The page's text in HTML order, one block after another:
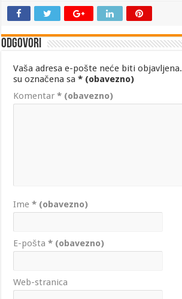
Odgovori
Vaša adresa e-pošte neće biti objavljena.
su označena sa* (obavezno)
Komentar* (obavezno)
Ime* (obavezno)
E-pošta* (obavezno)
Web-stranica